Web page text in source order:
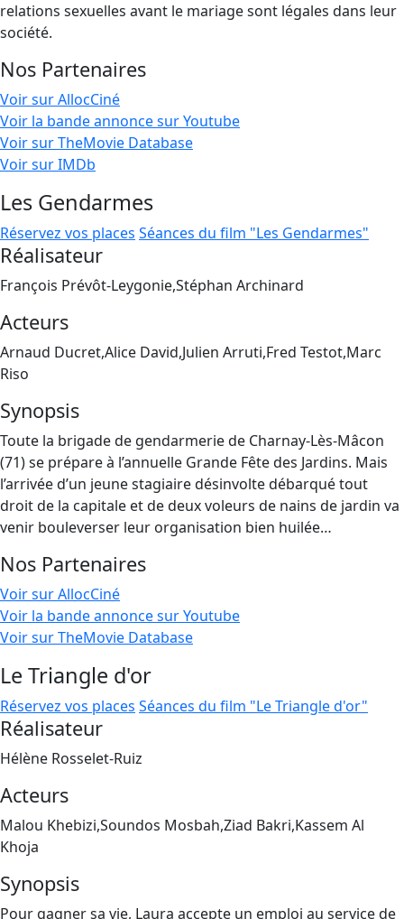
relations sexuelles avant le mariage sont légales dans leur
société.
Nos Partenaires
Voir sur AllocCiné
Voir la bande annonce sur Youtube
Voir sur TheMovie Database
Voir sur IMDb
Les Gendarmes
Réservez vos places Séances du film "Les Gendarmes"
Réalisateur
François Prévôt-Leygonie,Stéphan Archinard
Acteurs
Arnaud Ducret,Alice David,Julien Arruti,Fred Testot,Marc
Riso
Synopsis
Toute la brigade de gendarmerie de Charnay-Lès-Mâcon
(71) se prépare à l’annuelle Grande Fête des Jardins. Mais
l’arrivée d’un jeune stagiaire désinvolte débarqué tout
droit de la capitale et de deux voleurs de nains de jardin va
venir bouleverser leur organisation bien huilée…
Nos Partenaires
Voir sur AllocCiné
Voir la bande annonce sur Youtube
Voir sur TheMovie Database
Le Triangle d'or
Réservez vos places Séances du film "Le Triangle d'or"
Réalisateur
Hélène Rosselet-Ruiz
Acteurs
Malou Khebizi,Soundos Mosbah,Ziad Bakri,Kassem Al
Khoja
Synopsis
Pour gagner sa vie, Laura accepte un emploi au service de